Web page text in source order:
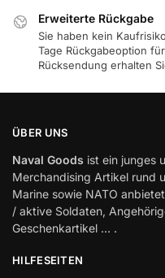
Erweiterte Rückgabe
Sie haben kein
Tage Rückgabeoption
Rücksendung erhalten
ÜBER UNS
Naval Goods ist ein junges
Merchandising Artikel rund
Marine sowie NATO
/ aktive Soldaten,
Geschenkartikel … .
HILFESEITEN